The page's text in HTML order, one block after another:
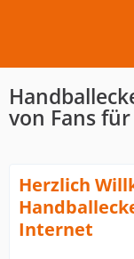
von Fans für
Herzlich
Internet